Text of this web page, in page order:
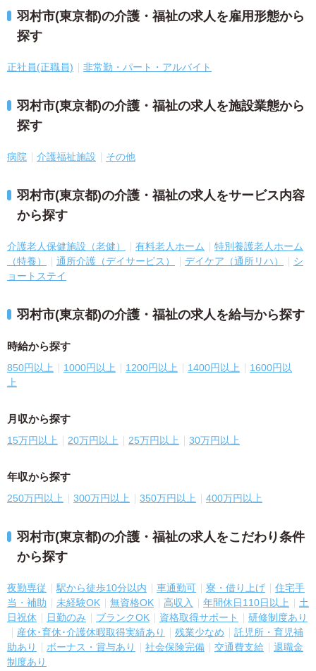
羽村市(東京都)の介護・福祉の求人を雇用形態から
探す
正社員(正職員) 非常勤・パート・アルバイト
羽村市(東京都)の介護・福祉の求人を施設業態から
探す
病院 介護福祉施設 その他
羽村市(東京都)の介護・福祉の求人をサービス内容
から探す
介護老人保健施設（老健） 有料老人ホーム
特別養護老人ホーム
（特養）
通所介護（デイサービス） デイケア（通所リハ）
シ
ョートステイ
羽村市(東京都)の介護・福祉の求人を給与から探す
時給から探す
850円以上 1000円以上 1200円以上 1400円以上
1600円以
上
月収から探す
15万円以上 20万円以上 25万円以上 30万円以上
年収から探す
250万円以上 300万円以上 350万円以上 400万円以上
羽村市(東京都)の介護・福祉の求人をこだわり条件
から探す
夜勤専従 駅から徒歩10分以内 車通勤可 寮・借り上げ
住宅手
当・補助
未経験OK 無資格OK 高収入 年間休日110日以上
土
日祝休
日勤のみ ブランクOK 資格取得サポート
研修制度あり
産休･育休･介護休暇取得実績あり
残業少なめ
託児所・育児補
助あり
ボーナス・賞与あり 社会保険完備 交通費支給
退職金
制度あり